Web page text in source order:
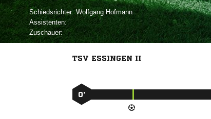
Schiedsrichter: 
Assistenten:
Zuschauer:
TSV ESSINGEN II
0’